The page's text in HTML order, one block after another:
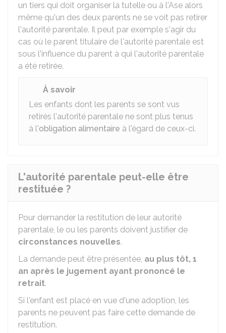
un tiers qui doit organiser la tutelle ou à l'Ase alors
même qu'un des deux parents ne se voit pas retirer
l'autorité parentale. Il peut par exemple s'agir du
cas où le parent titulaire de l'autorité parentale est
sous l'influence du parent à qui l'autorité parentale
a été retirée.
À savoir
Les enfants dont les parents se sont vus
retirés l'autorité parentale ne sont plus tenus
à l'obligation alimentaire à l'égard de ceux-ci.
L'autorité parentale peut-elle être
restituée ?
Pour demander la restitution de leur autorité
parentale, le ou les parents doivent justifier de
circonstances nouvelles.
La demande peut être présentée, au plus tôt, 1
an après le jugement ayant prononcé le
retrait.
Si l'enfant est placé en vue d'une adoption, les
parents ne peuvent pas faire cette demande de
restitution.